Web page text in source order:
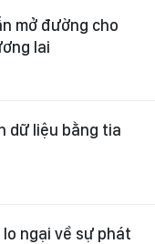
mở đường cho
lai
dữ liệu bằng tia
lo ngại về sự phát